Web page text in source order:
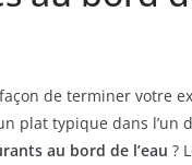
de terminer votre
plat typique dans l’un
au bord de l’eau ?